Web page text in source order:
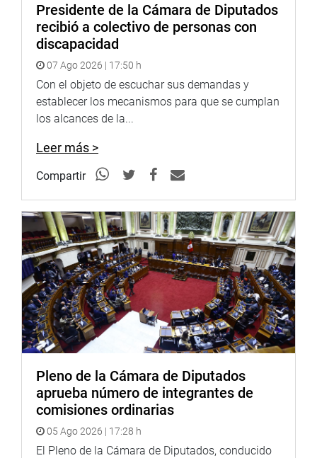
Presidente de la Cámara de Diputados
recibió a colectivo de personas con
discapacidad
07 Ago 2026 | 17:50 h
Con el objeto de escuchar sus demandas y
establecer los mecanismos para que se cumplan
los alcances de la...
Leer más >
Compartir
Pleno de la Cámara de Diputados
aprueba número de integrantes de
comisiones ordinarias
05 Ago 2026 | 17:28 h
El Pleno de la Cámara de Diputados, conducido